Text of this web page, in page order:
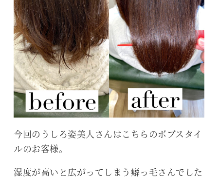
今回のうしろ姿美人さんはこちらのボブスタイ
ルのお客様。
湿度が高いと広がってしまう癖っ毛さんでした